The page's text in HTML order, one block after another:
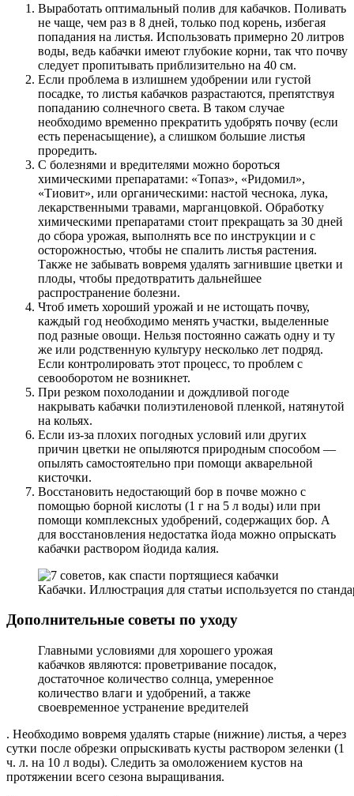
Выработать оптимальный полив для кабачков. Поливать
не чаще, чем раз в 8 дней, только под корень, избегая
попадания на листья. Использовать примерно 20 литров
воды, ведь кабачки имеют глубокие корни, так что почву
следует пропитывать приблизительно на 40 см.
Если проблема в излишнем удобрении или густой
посадке, то листья кабачков разрастаются, препятствуя
попаданию солнечного света. В таком случае
необходимо временно прекратить удобрять почву (если
есть перенасыщение), а слишком большие листья
проредить.
С болезнями и вредителями можно бороться
химическими препаратами: «Топаз», «Ридомил»,
«Тиовит», или органическими: настой чеснока, лука,
лекарственными травами, марганцовкой. Обработку
химическими препаратами стоит прекращать за 30 дней
до сбора урожая, выполнять все по инструкции и с
осторожностью, чтобы не спалить листья растения.
Также не забывать вовремя удалять загнившие цветки и
плоды, чтобы предотвратить дальнейшее
распространение болезни.
Чтоб иметь хороший урожай и не истощать почву,
каждый год необходимо менять участки, выделенные
под разные овощи. Нельзя постоянно сажать одну и ту
же или родственную культуру несколько лет подряд.
Если контролировать этот процесс, то проблем с
севооборотом не возникнет.
При резком похолодании и дождливой погоде
накрывать кабачки полиэтиленовой пленкой, натянутой
на кольях.
Если из-за плохих погодных условий или других
причин цветки не опыляются природным способом —
опылять самостоятельно при помощи акварельной
кисточки.
Восстановить недостающий бор в почве можно с
помощью борной кислоты (1 г на 5 л воды) или при
помощи комплексных удобрений, содержащих бор. А
для восстановления недостатка йода можно опрыскать
кабачки раствором йодида калия.
Кабачки. Иллюстрация для статьи используется по
Дополнительные советы по уходу
Главными условиями для хорошего урожая
кабачков являются: проветривание посадок,
достаточное количество солнца, умеренное
количество влаги и удобрений, а также
своевременное устранение вредителей
. Необходимо вовремя удалять старые (нижние) листья, а через
сутки после обрезки опрыскивать кусты раствором зеленки (1
ч. л. на 10 л воды). Следить за омоложением кустов на
протяжении всего сезона выращивания.